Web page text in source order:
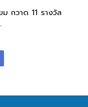
กวาด 11 รางวัล